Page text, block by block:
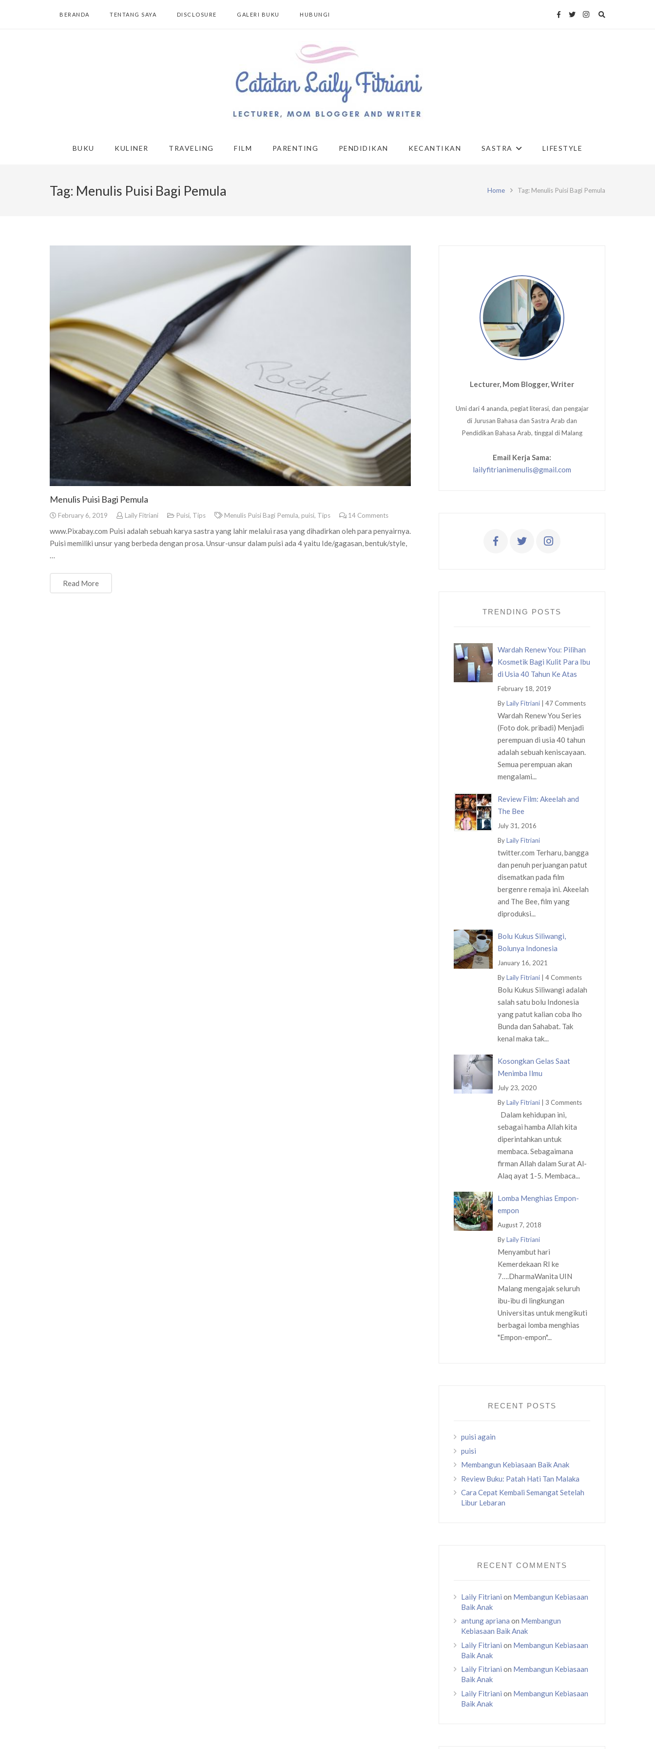
BERANDA TENTANG SAYA DISCLOSURE GALERI BUKU HUBUNGI
BUKU KULINER TRAVELING FILM PARENTING PENDIDIKAN KECANTIKAN SASTRA LIFESTYLE
Tag: Menulis Puisi Bagi Pemula Home Tag: Menulis Puisi Bagi Pemula
Menulis Puisi Bagi Pemula
February 6, 2019 Laily Fitriani Puisi, Tips Menulis Puisi Bagi Pemula, puisi, Tips 14 Comments
www.Pixabay.com Puisi adalah sebuah karya sastra yang lahir melalui rasa yang dihadirkan oleh para penyairnya.
Puisi memiliki unsur yang berbeda dengan prosa. Unsur-unsur dalam puisi ada 4 yaitu Ide/gagasan, bentuk/style,
…
Read More
Lecturer, Mom Blogger, Writer
Umi dari 4 ananda, pegiat literasi, dan pengajar
di Jurusan Bahasa dan Sastra Arab dan
Pendidikan Bahasa Arab, tinggal di Malang
Email Kerja Sama:
lailyfitrianimenulis@gmail.com
TRENDING POSTS
Wardah Renew You: Pilihan
Kosmetik Bagi Kulit Para Ibu
di Usia 40 Tahun Ke Atas
February 18, 2019
ByLaily Fitriani | 47 Comments
Wardah Renew You Series
(Foto dok. pribadi) Menjadi
perempuan di usia 40 tahun
adalah sebuah keniscayaan.
Semua perempuan akan
mengalami...
Review Film: Akeelah and
The Bee
July 31, 2016
ByLaily Fitriani
twitter.com Terharu, bangga
dan penuh perjuangan patut
disematkan pada film
bergenre remaja ini. Akeelah
and The Bee, film yang
diproduksi...
Bolu Kukus Siliwangi,
Bolunya Indonesia
January 16, 2021
ByLaily Fitriani | 4 Comments
Bolu Kukus Siliwangi adalah
salah satu bolu Indonesia
yang patut kalian coba lho
Bunda dan Sahabat. Tak
kenal maka tak...
Kosongkan Gelas Saat
Menimba Ilmu
July 23, 2020
ByLaily Fitriani | 3 Comments
Dalam kehidupan ini,
sebagai hamba Allah kita
diperintahkan untuk
membaca. Sebagaimana
firman Allah dalam Surat Al-
Alaq ayat 1-5. Membaca...
Lomba Menghias Empon-
empon
August 7, 2018
ByLaily Fitriani
Menyambut hari
Kemerdekaan RI ke
7….DharmaWanita UIN
Malang mengajak seluruh
ibu-ibu di lingkungan
Universitas untuk mengikuti
berbagai lomba menghias
"Empon-empon"...
RECENT POSTS
puisi again
puisi
Membangun Kebiasaan Baik Anak
Review Buku: Patah Hati Tan Malaka
Cara Cepat Kembali Semangat Setelah
Libur Lebaran
RECENT COMMENTS
Laily Fitriani on Membangun Kebiasaan
Baik Anak
antung apriana on Membangun
Kebiasaan Baik Anak
Laily Fitriani on Membangun Kebiasaan
Baik Anak
Laily Fitriani on Membangun Kebiasaan
Baik Anak
Laily Fitriani on Membangun Kebiasaan
Baik Anak